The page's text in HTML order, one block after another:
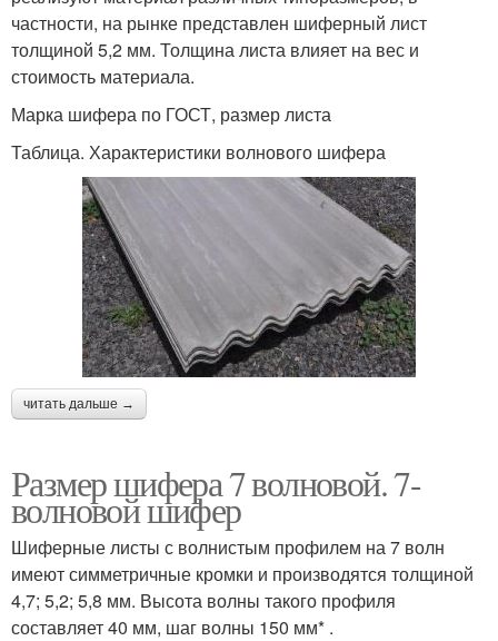
частности, на рынке представлен шиферный лист
толщиной 5,2 мм. Толщина листа влияет на вес и
стоимость материала.
Марка шифера по ГОСТ, размер листа
Таблица. Характеристики волнового шифера
читать дальше →
Размер шифера 7 волновой. 7-
волновой шифер
Шиферные листы с волнистым профилем на 7 волн
имеют симметричные кромки и производятся толщиной
4,7; 5,2; 5,8 мм. Высота волны такого профиля
составляет 40 мм, шаг волны 150 мм* .